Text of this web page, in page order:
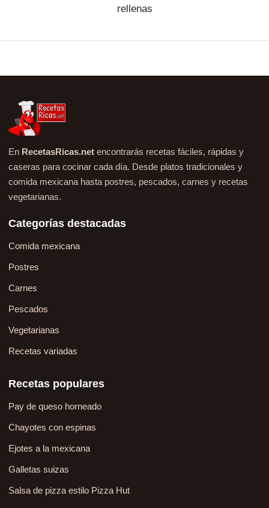
rellenas
En RecetasRicas.net encontrarás recetas fáciles, rápidas y
caseras para cocinar cada día. Desde platos tradicionales y
comida mexicana hasta postres, pescados, carnes y recetas
vegetarianas.
Categorías destacadas
Comida mexicana
Postres
Carnes
Pescados
Vegetarianas
Recetas variadas
Recetas populares
Pay de queso horneado
Chayotes con espinas
Ejotes a la mexicana
Galletas suizas
Salsa de pizza estilo Pizza Hut